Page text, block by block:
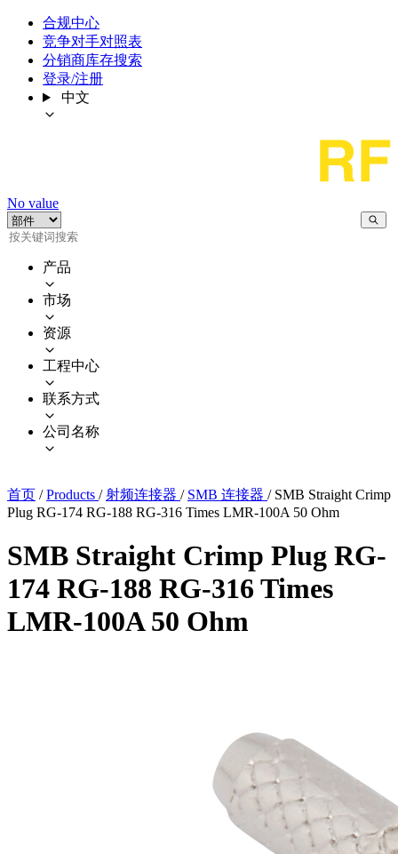
合规中心
竞争对手对照表
分销商库存搜索
登录/注册
中文
No value
产品
市场
资源
工程中心
联系方式
公司名称
首页 / Products / 射频连接器 / SMB 连接器 / SMB Straight Crimp
Plug RG-174 RG-188 RG-316 Times LMR-100A 50 Ohm
SMB Straight Crimp Plug RG-
174 RG-188 RG-316 Times
LMR-100A 50 Ohm